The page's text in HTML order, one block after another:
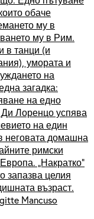
обаче
му в
му в Рим.
в танци (и
умората и
на
загадка:
на едно
Лоренцо успява
на един
неговата домашна
римски
„Накратко”
запазва целия
възраст.
Mancuso